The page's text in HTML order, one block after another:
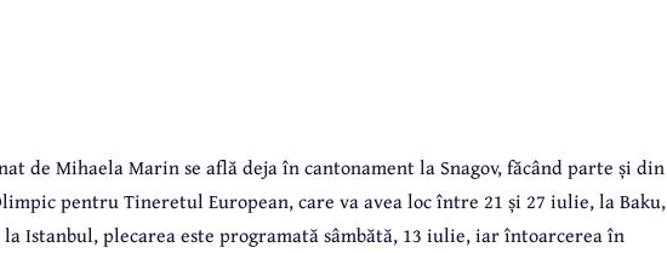
de Mihaela Marin se află deja în cantonament la Snagov, făcând parte și din
pentru Tineretul European, care va avea loc între 21 și 27 iulie, la Baku,
Istanbul, plecarea este programată sâmbătă, 13 iulie, iar întoarcerea în